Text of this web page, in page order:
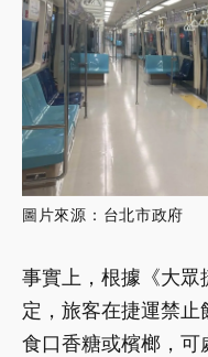
圖片來源：台北市政府
事實上，根據《大眾
定，旅客在捷運禁
食口香糖或檳榔，可